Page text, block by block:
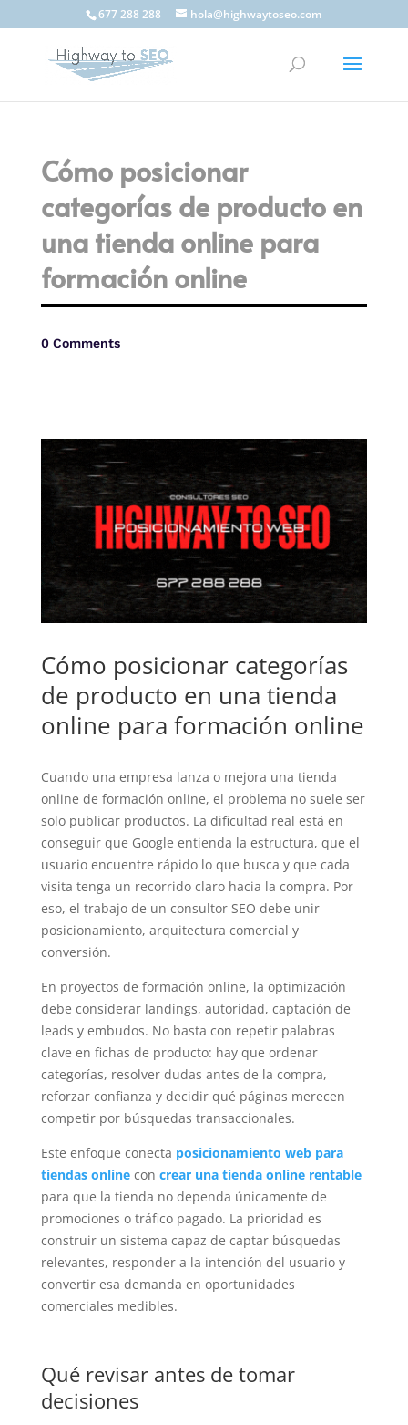
677 288 288 hola@highwaytoseo.com
Cómo posicionar
categorías de producto en
una tienda online para
formación online
0 Comments
Cómo posicionar categorías
de producto en una tienda
online para formación online
Cuando una empresa lanza o mejora una tienda
online de formación online, el problema no suele ser
solo publicar productos. La dificultad real está en
conseguir que Google entienda la estructura, que el
usuario encuentre rápido lo que busca y que cada
visita tenga un recorrido claro hacia la compra. Por
eso, el trabajo de un consultor SEO debe unir
posicionamiento, arquitectura comercial y
conversión.
En proyectos de formación online, la optimización
debe considerar landings, autoridad, captación de
leads y embudos. No basta con repetir palabras
clave en fichas de producto: hay que ordenar
categorías, resolver dudas antes de la compra,
reforzar confianza y decidir qué páginas merecen
competir por búsquedas transaccionales.
Este enfoque conecta posicionamiento web para
tiendas onlinecon crear una tienda online rentable
para que la tienda no dependa únicamente de
promociones o tráfico pagado. La prioridad es
construir un sistema capaz de captar búsquedas
relevantes, responder a la intención del usuario y
convertir esa demanda en oportunidades
comerciales medibles.
Qué revisar antes de tomar
decisiones